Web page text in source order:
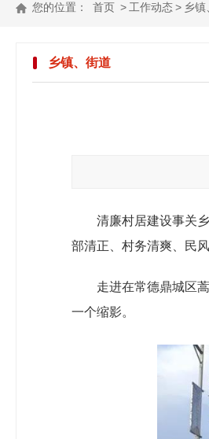
您的位置： 首页 > 工作动态> 乡镇
乡镇、街道
清廉村居建设事关
部清正、村务清爽、民
走进在常德鼎城区
一个缩影。